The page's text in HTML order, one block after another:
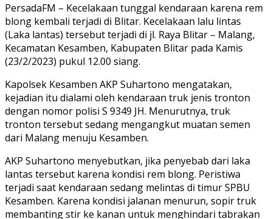
PersadaFM – Kecelakaan tunggal kendaraan karena rem
blong kembali terjadi di Blitar. Kecelakaan lalu lintas
(Laka lantas) tersebut terjadi di jl. Raya Blitar – Malang,
Kecamatan Kesamben, Kabupaten Blitar pada Kamis
(23/2/2023) pukul 12.00 siang.
Kapolsek Kesamben AKP Suhartono mengatakan,
kejadian itu dialami oleh kendaraan truk jenis tronton
dengan nomor polisi S 9349 JH. Menurutnya, truk
tronton tersebut sedang mengangkut muatan semen
dari Malang menuju Kesamben.
AKP Suhartono menyebutkan, jika penyebab dari laka
lantas tersebut karena kondisi rem blong. Peristiwa
terjadi saat kendaraan sedang melintas di timur SPBU
Kesamben. Karena kondisi jalanan menurun, sopir truk
membanting stir ke kanan untuk menghindari tabrakan